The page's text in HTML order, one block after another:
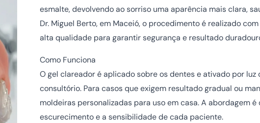
esmalte, devolvendo ao sorriso uma aparência mais clara,
Dr. Miguel Berto, em Maceió, o procedimento é realizado
alta qualidade para garantir segurança e resultado
Como Funciona
O gel clareador é aplicado sobre os dentes e ativado por
consultório. Para casos que exigem resultado gradual ou
moldeiras personalizadas para uso em casa. A abordagem
escurecimento e a sensibilidade de cada paciente.